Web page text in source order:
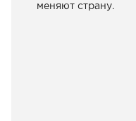
меняют страну.